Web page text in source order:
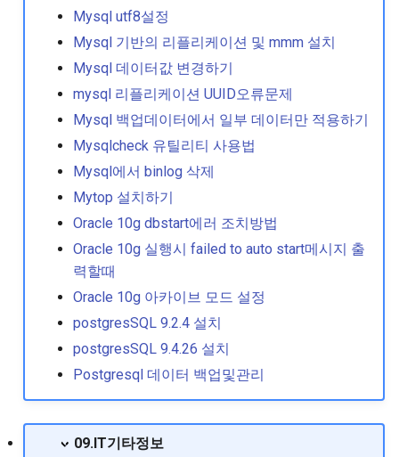
Yum changelog 사용하기
Yum update 주소 변경하기
Yum update시 커널빼고 업
디스크 badblock 확인방법
디폴트 에디터 변경
리눅스 메모리 반환
1
2
Mysql utf8설정
Mysql 기반의 리플리케이션 및 mmm 설치
Mysql 데이터값 변경하기
mysql 리플리케이션 UUID오류문제
Mysql 백업데이터에서 일부 데이터만 적용하기
Mysqlcheck 유틸리티 사용법
Mysql에서 binlog 삭제
Mytop 설치하기
Oracle 10g dbstart에러 조치방법
Oracle 10g 실행시 failed to auto start메시지 출
력할때
Oracle 10g 아카이브 모드 설정
postgresSQL 9.2.4 설치
postgresSQL 9.4.26 설치
Postgresql 데이터 백업및관리
09.IT기타정보